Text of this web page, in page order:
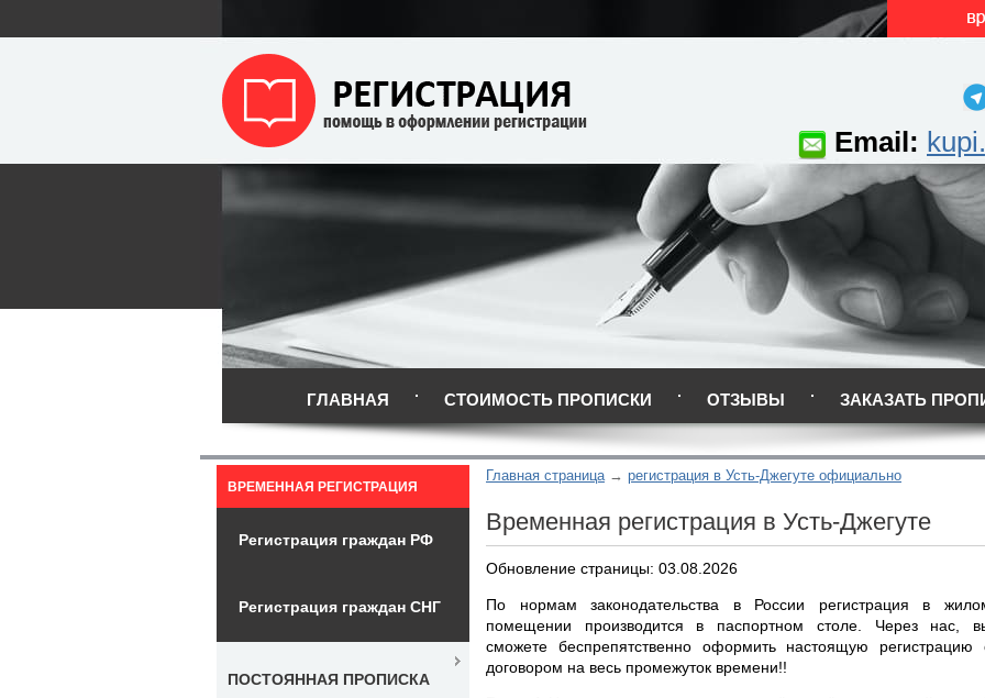
Email:
ГЛАВНАЯ СТОИМОСТЬ ПРОПИСКИ ОТЗЫВЫ ЗАКАЗАТЬ
Главная страница регистрация в Усть-Джегуте официально
Временная регистрация в Усть-Джегуте
Обновление страницы: 03.08.2026
По нормам законодательства в России регистрация в
помещении производится в паспортном столе. Через нас,
сможете беспрепятственно оформить настоящую регистрацию
договором на весь промежуток времени!!
ВРЕМЕННАЯ РЕГИСТРАЦИЯ
Регистрация граждан РФ
Регистрация граждан СНГ
ПОСТОЯННАЯ ПРОПИСКА